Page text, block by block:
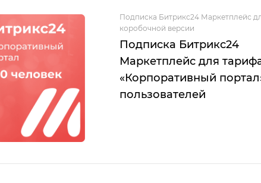
Подписка Битрикс24 Маркетплейс
коробочной версии
Подписка Битрикс24
Маркетплейс для
«Корпоративный
пользователей